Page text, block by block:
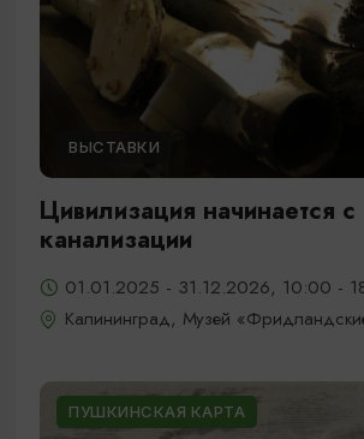
ВЫСТАВКИ
Цивилизация начинается с
канализации
01.01.2025 - 31.12.2026, 10:00 -
Калининград, Музей
ПУШКИНСКАЯ КАРТА